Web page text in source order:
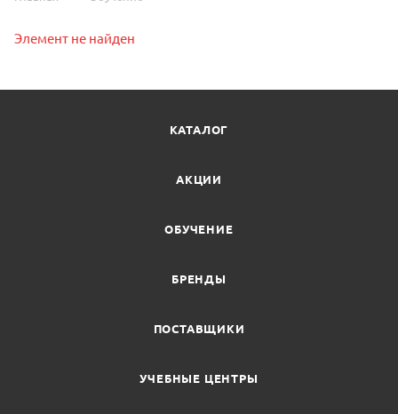
Элемент не найден
КАТАЛОГ
АКЦИИ
ОБУЧЕНИЕ
БРЕНДЫ
ПОСТАВЩИКИ
УЧЕБНЫЕ ЦЕНТРЫ